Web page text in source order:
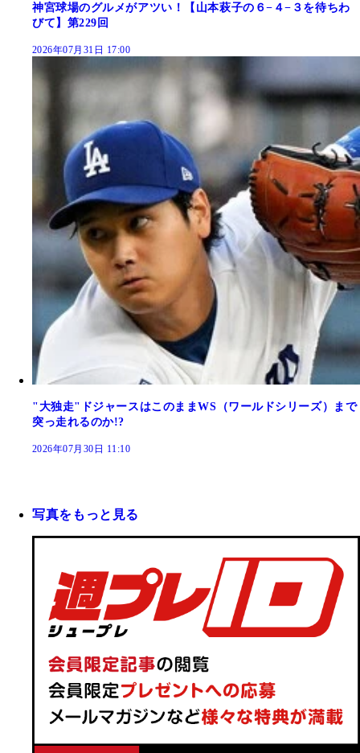
神宮球場のグルメがアツい！【山本萩子の６−４−３を待ちわ
びて】第229回
2026年07月31日 17:00
"大独走"ドジャースはこのままWS（ワールドシリーズ）まで
突っ走れるのか!?
2026年07月30日 11:10
写真をもっと見る